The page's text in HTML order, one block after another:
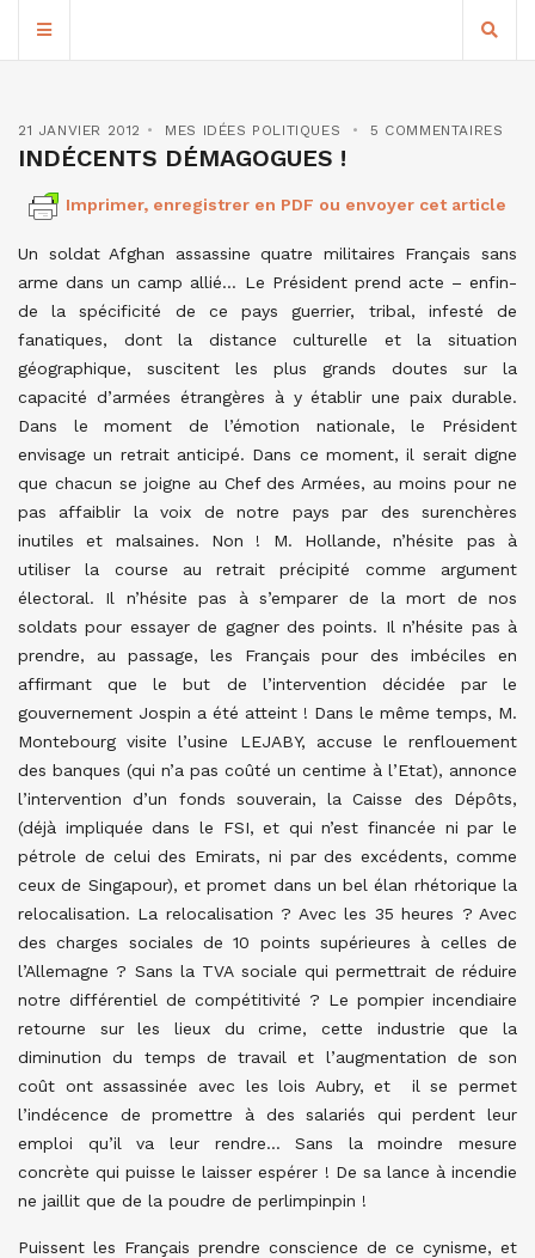
21 JANVIER 2012 MES IDÉES POLITIQUES 5 COMMENTAIRES
INDÉCENTS DÉMAGOGUES !
Imprimer, enregistrer en PDF ou envoyer cet article
Un soldat Afghan assassine quatre militaires Français sans
arme dans un camp allié… Le Président prend acte – enfin-
de la spécificité de ce pays guerrier, tribal, infesté de
fanatiques, dont la distance culturelle et la situation
géographique, suscitent les plus grands doutes sur la
capacité d’armées étrangères à y établir une paix durable.
Dans le moment de l’émotion nationale, le Président
envisage un retrait anticipé. Dans ce moment, il serait digne
que chacun se joigne au Chef des Armées, au moins pour ne
pas affaiblir la voix de notre pays par des surenchères
inutiles et malsaines. Non ! M. Hollande, n’hésite pas à
utiliser la course au retrait précipité comme argument
électoral. Il n’hésite pas à s’emparer de la mort de nos
soldats pour essayer de gagner des points. Il n’hésite pas à
prendre, au passage, les Français pour des imbéciles en
affirmant que le but de l’intervention décidée par le
gouvernement Jospin a été atteint ! Dans le même temps, M.
Montebourg visite l’usine LEJABY, accuse le renflouement
des banques (qui n’a pas coûté un centime à l’Etat), annonce
l’intervention d’un fonds souverain, la Caisse des Dépôts,
(déjà impliquée dans le FSI, et qui n’est financée ni par le
pétrole de celui des Emirats, ni par des excédents, comme
ceux de Singapour), et promet dans un bel élan rhétorique la
relocalisation. La relocalisation ? Avec les 35 heures ? Avec
des charges sociales de 10 points supérieures à celles de
l’Allemagne ? Sans la TVA sociale qui permettrait de réduire
notre différentiel de compétitivité ? Le pompier incendiaire
retourne sur les lieux du crime, cette industrie que la
diminution du temps de travail et l’augmentation de son
coût ont assassinée avec les lois Aubry, et il se permet
l’indécence de promettre à des salariés qui perdent leur
emploi qu’il va leur rendre… Sans la moindre mesure
concrète qui puisse le laisser espérer ! De sa lance à incendie
ne jaillit que de la poudre de perlimpinpin !
Puissent les Français prendre conscience de ce cynisme, et